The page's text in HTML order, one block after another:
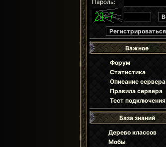
Пароль:
Важное
Форум
Статистика
Описание сервера
Правила сервера
Тест подключения
База знаний
Дерево классов
Мобы